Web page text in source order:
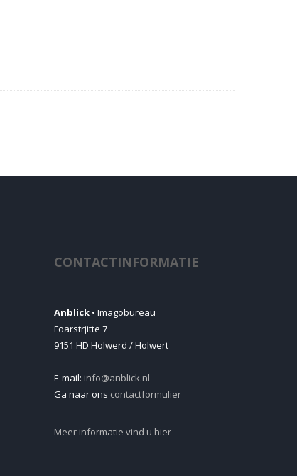
CONTACTINFORMATIE
Anblick • Imagobureau
Foarstrjitte 7
9151 HD Holwerd / Holwert
E-mail: info@anblick.nl
Ga naar ons contactformulier
Meer informatie vind u hier